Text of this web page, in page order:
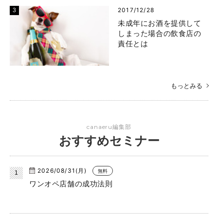
2017/12/28
未成年にお酒を提供して
しまった場合の飲食店の
責任とは
もっとみる
canaeru編集部
おすすめセミナー
2026/08/31(月) 無料
ワンオペ店舗の成功法則